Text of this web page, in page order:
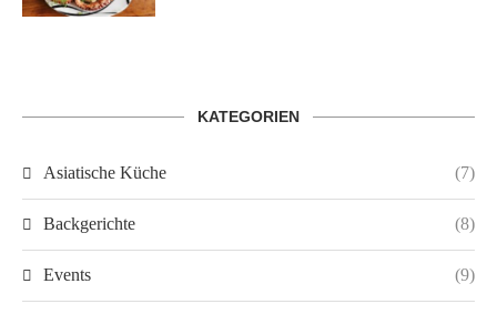
KATEGORIEN
Asiatische Küche (7)
Backgerichte (8)
Events (9)